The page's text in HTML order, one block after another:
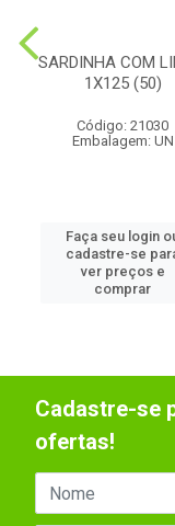
SARDINHA COM
1X125 (50)
Código: 21030
Embalagem: UN
Faça seu login
cadastre-se
ver preços e
comprar
Cadastre-se
ofertas!